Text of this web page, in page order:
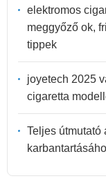
elektromos
meggyőző ok,
tippek
joyetech 2025
cigaretta
Teljes útmutató